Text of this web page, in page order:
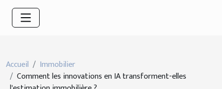
Accueil
Immobilier
Comment les innovations en IA transforment-elles